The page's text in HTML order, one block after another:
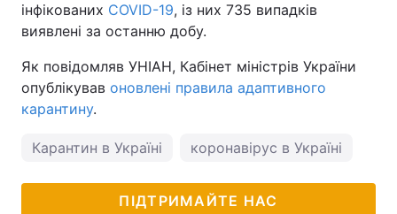
інфікованих COVID-19, із них 735 випадків
виявлені за останню добу.
Як повідомляв УНІАН, Кабінет міністрів України
опублікував оновлені правила адаптивного
карантину.
Карантин в Україні коронавірус в Україні
ПІДТРИМАЙТЕ НАС